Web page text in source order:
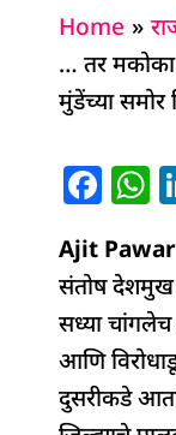
Home
… तर मकोका
मुंडेंच्या समोर
F
c
e
b
o
o
s
A
p
p
Ajit
संतोष देशमुख
सध्या चांगलेच
आणि
दुसरीकडे